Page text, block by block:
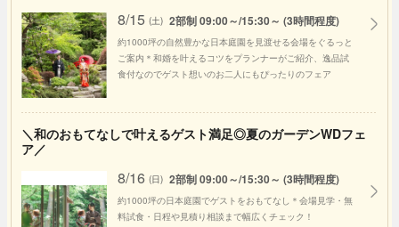
8/15 (土) 2部制 09:00～/15:30～ (3時間程度)
約1000坪の自然豊かな日本庭園を見渡せる会場をぐるっと
ご案内＊和婚を叶えるコツをプランナーがご紹介、逸品試
食付なのでゲスト想いのお二人にもぴったりのフェア
＼和のおもてなしで叶えるゲスト満足◎夏のガーデンWDフェ
ア／
8/16 (日) 2部制 09:00～/15:30～ (3時間程度)
約1000坪の日本庭園でゲストをおもてなし＊会場見学・無
料試食・日程や見積り相談まで幅広くチェック！